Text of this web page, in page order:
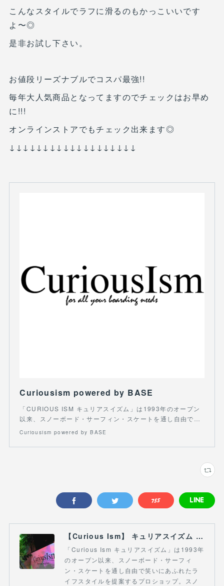
こんなスタイルでラフに滑るのもかっこいいです
よ〜◎
是非お試し下さい。
お値段リーズナブルでコスパ最強!!
毎年大人気商品となってますのでチェックはお早め
に!!!
オンラインストアでもチェック出来ます◎
↓↓↓↓↓↓↓↓↓↓↓↓↓↓↓↓↓↓↓
Curiousism powered by BASE
「CURIOUS ISM キュリアスイズム」は1993年のオープン
以来、スノーボード・サーフィン・スケートを通し自由で…
Curiousism powered by BASE
【Curious Ism】 キュリアスイズム l スノーボードショップ サーフショップ 福島県 会津若松市 郡山市 通販
「Curious Ism キュリアスイズム」は1993年
のオープン以来、スノーボード・サーフィ
ン・スケートを通し自由で笑いにあふれたラ
イフスタイルを提案するプロショップ。スノ